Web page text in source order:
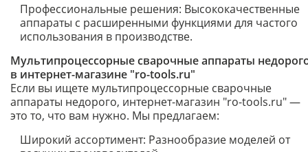
Профессиональные решения: Высококачественные
аппараты с расширенными функциями для частого
использования в производстве.
Мультипроцессорные сварочные аппараты
в интернет-магазине "ro-tools.ru"
Если вы ищете мультипроцессорные сварочные
аппараты недорого, интернет-магазин "ro-tools.ru" —
это то, что вам нужно. Мы предлагаем:
Широкий ассортимент: Разнообразие моделей от